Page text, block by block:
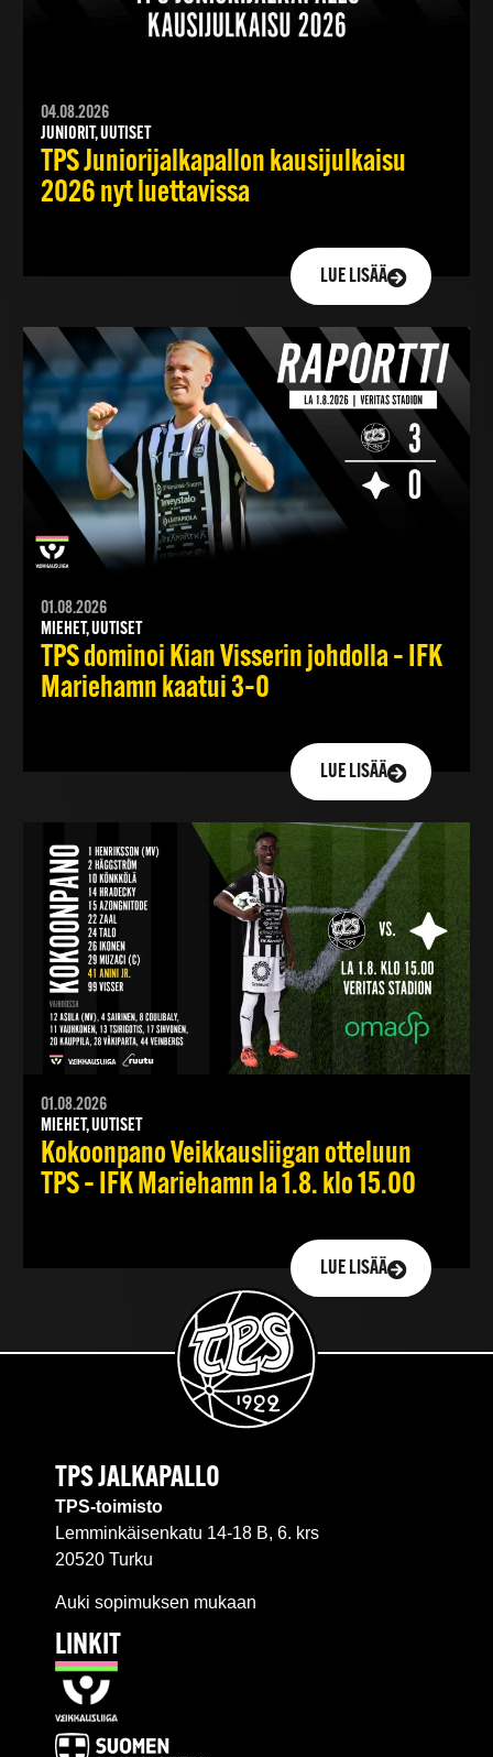
04.08.2026
JUNIORIT, UUTISET
TPS Juniorijalkapallon kausijulkaisu
2026 nyt luettavissa
LUE LISÄÄ
01.08.2026
MIEHET, UUTISET
TPS dominoi Kian Visserin johdolla – IFK
Mariehamn kaatui 3–0
LUE LISÄÄ
01.08.2026
MIEHET, UUTISET
Kokoonpano Veikkausliigan otteluun
TPS – IFK Mariehamn la 1.8. klo 15.00
LUE LISÄÄ
TPS JALKAPALLO
TPS-toimisto
Lemminkäisenkatu 14-18 B, 6. krs
20520 Turku
Auki sopimuksen mukaan
LINKIT